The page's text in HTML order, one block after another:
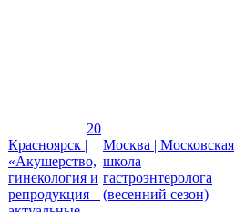
20
Красноярск |
«Акушерство,
гинекология и
репродукция –
Москва | Московская
школа
гастроэнтеролога
(весенний сезон)